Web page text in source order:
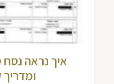
איך נראה